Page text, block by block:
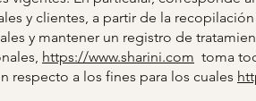
y clientes, a partir de la
y mantener un registro de
https://www.sharini.com toma
respecto a los fines para los cuales